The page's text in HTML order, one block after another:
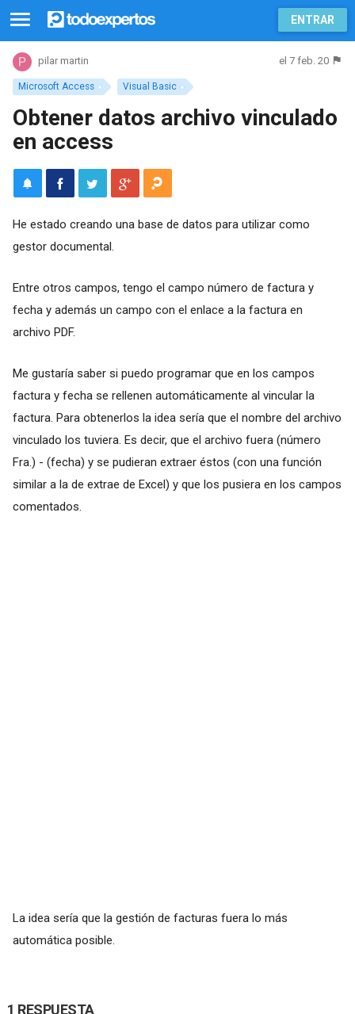
ENTRAR
Microsoft Access Visual Basic
pilar martin el 7 feb. 20
Obtener datos archivo vinculado
en access
He estado creando una base de datos para utilizar como
gestor documental.
Entre otros campos, tengo el campo número de factura y
fecha y además un campo con el enlace a la factura en
archivo PDF.
Me gustaría saber si puedo programar que en los campos
factura y fecha se rellenen automáticamente al vincular la
factura. Para obtenerlos la idea sería que el nombre del archivo
vinculado los tuviera. Es decir, que el archivo fuera (número
Fra.) - (fecha) y se pudieran extraer éstos (con una función
similar a la de extrae de Excel) y que los pusiera en los campos
comentados.
La idea sería que la gestión de facturas fuera lo más
automática posible.
1 RESPUESTA